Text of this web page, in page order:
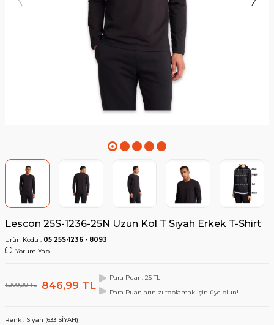
Lescon 25S-1236-25N Uzun Kol T Siyah Erkek T-Shirt
Ürün Kodu : 05 25S-1236 - 8093
Yorum Yap
1.209,99TL 846,99 TL
Para Puan: 25 TL
Para Puanlarınızı toplamak için üye olun!
Renk : Siyah (633 SİYAH)